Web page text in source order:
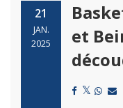
21
JAN.
2025
et